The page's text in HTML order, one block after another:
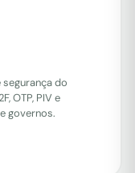
do
OTP, PIV e
governos.